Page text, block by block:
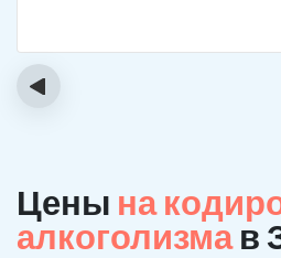
‹
Цены на
алкоголизмав